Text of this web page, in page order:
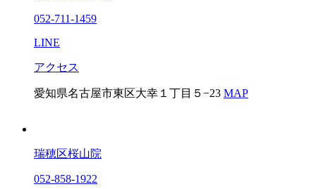
052-711-1459
LINE
アクセス
愛知県名古屋市東区大幸１丁目５−23 MAP
瑞穂区桜山院
052-858-1922